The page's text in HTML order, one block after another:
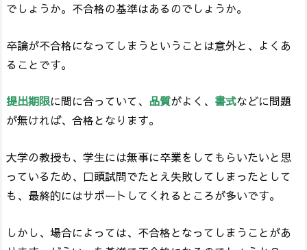
でしょうか。不合格の基準はあるのでしょうか。
卒論が不合格になってしまうということは意外と、よくあ
ることです。
提出期限に間に合っていて、 品質がよく、 書式などに問題
が無ければ、合格となります。
大学の教授も、学生には無事に卒業をしてもらいたいと思
っているため、口頭試問でたとえ失敗してしまったとして
も、最終的にはサポートしてくれるところが多いです。
しかし、場合によっては、不合格となってしまうことがあ